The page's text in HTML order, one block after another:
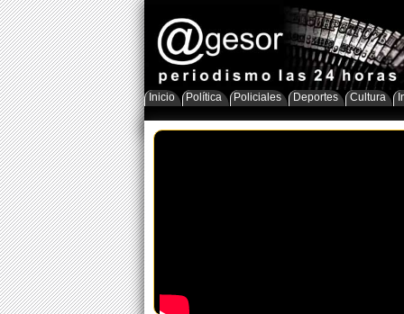
Inicio Política Policiales Deportes Cultura